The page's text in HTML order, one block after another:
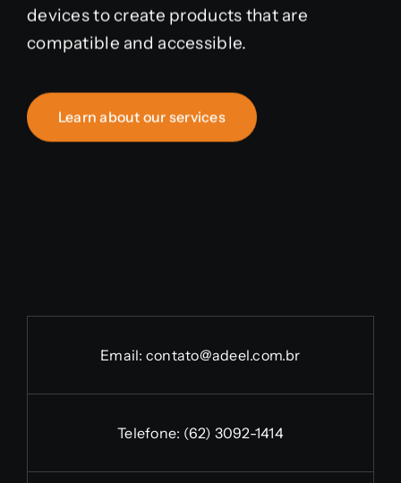
devices to create products that are
compatible and accessible.
Learn about our services
Email: contato@adeel.com.br
Telefone: (62) 3092-1414